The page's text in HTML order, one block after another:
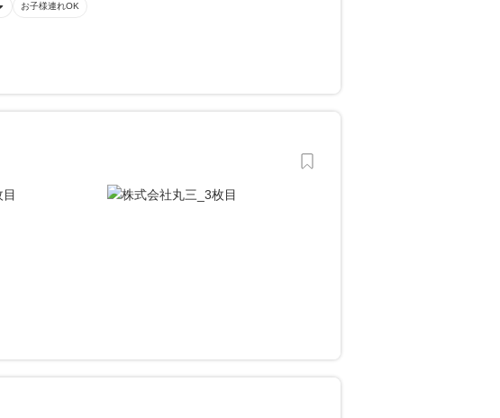
お子様連れOK